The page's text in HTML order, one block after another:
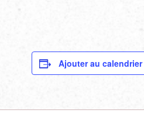
Ajouter au calendrier